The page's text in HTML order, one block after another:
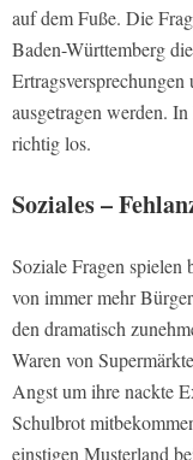
auf dem Fuße. Die
Baden-Württemberg
ausgetragen werden.
richtig los.
Soziales –
Soziale Fragen
von immer mehr
den dramatisch
Waren von
Angst um ihre nackte
Schulbrot
einstigen Musterland